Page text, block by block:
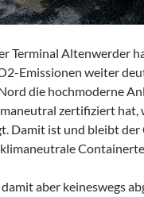
Terminal Altenwerder
Emissionen weiter
die hochmoderne
zertifiziert hat,
Damit ist und bleibt
aber keineswegs